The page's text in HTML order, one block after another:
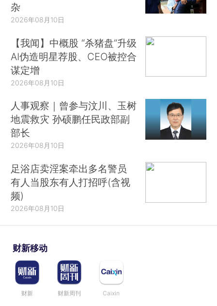
杂
2026年08月10日
【我闻】中概股 “杀猪盘”升级
AI伪造明星荐股、CEO被控合
谋定增
2026年08月10日
人事观察｜曾参与汶川、玉树
地震救灾 孙硕鹏任民政部副
部长
2026年08月10日
足浴店卖淫案牵出多名警员
有人当股东有人打招呼(含视
频)
2026年08月10日
财新移动
财新 财新周刊 Caixin